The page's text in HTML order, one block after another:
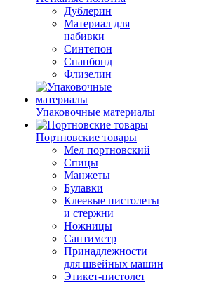
Дублерин
Материал для
набивки
Синтепон
Спанбонд
Флизелин
Упаковочные материалы
Портновские товары
Мел портновский
Спицы
Манжеты
Булавки
Клеевые пистолеты
и стержни
Ножницы
Сантиметр
Принадлежности
для швейных машин
Этикет-пистолет